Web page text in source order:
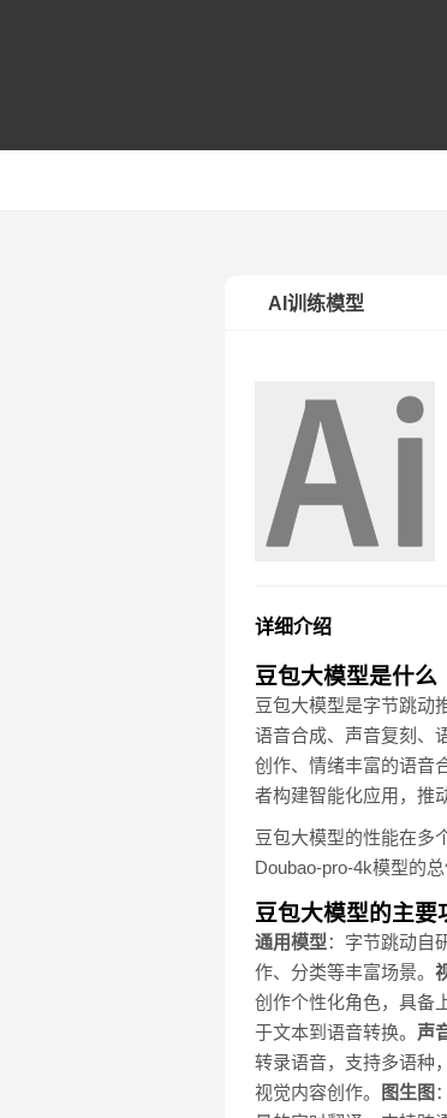
AI训练模型
详细介绍
豆包大模型是什么
豆包大模型是字节跳动
语音合成、声音复刻、
创作、情绪丰富的语音
者构建智能化应用，推
豆包大模型的性能在多
Doubao-pro-4k模型的
豆包大模型的主要
通用模型：字节跳动自
作、分类等丰富场景。
创作个性化角色，具备
于文本到语音转换。 声
转录语音，支持多语种
视觉内容创作。
图生图